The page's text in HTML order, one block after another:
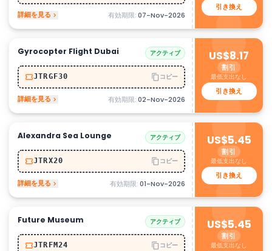
詳細を見る 有効期限:07-Nov-2026
引き換え
Gyrocopter Flight Dubai アクティブ
JTRGF30 コピー
詳細を見る 有効期限:02-Nov-2026
US$8.17
割引
最低支出なし
引き換え
Alexandra Sea Lounge アクティブ
JTRX20 コピー
詳細を見る 有効期限:01-Nov-2026
US$5.45
割引
最低支出なし
引き換え
Future Museum アクティブ
JTRFM24 コピー
US$5.45
割引
最低支出なし